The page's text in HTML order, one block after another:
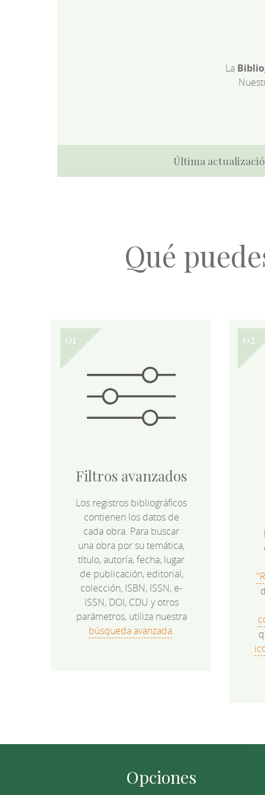
La
Última
Qué
Filtros avanzados
Los registros bibliográficos
contienen los datos de
cada obra. Para buscar
una obra por su temática,
título, autoría, fecha, lugar
de publicación, editorial,
colección, ISBN, ISSN, e-
ISSN, DOI, CDU y otros
parámetros, utiliza nuestra
búsqueda avanzada.
Opciones